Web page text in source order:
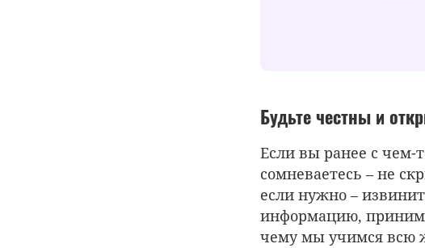
Будьте честны и
Если вы ранее с чем-
сомневаетесь – не
если нужно –
информацию,
чему мы учимся всю